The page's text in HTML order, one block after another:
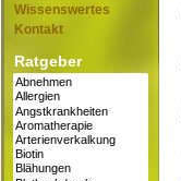
Wissenswertes
Kontakt
Ratgeber